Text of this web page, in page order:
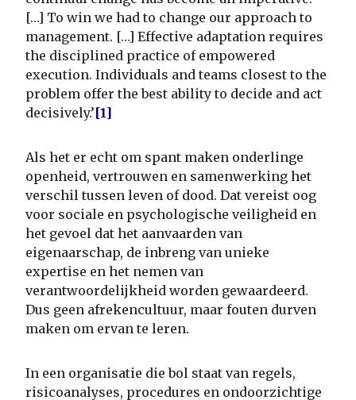
[…] To win we had to change our approach to
management. […] Effective adaptation requires
the disciplined practice of empowered
execution. Individuals and teams closest to the
problem offer the best ability to decide and act
decisively.’[1]
Als het er echt om spant maken onderlinge
openheid, vertrouwen en samenwerking het
verschil tussen leven of dood. Dat vereist oog
voor sociale en psychologische veiligheid en
het gevoel dat het aanvaarden van
eigenaarschap, de inbreng van unieke
expertise en het nemen van
verantwoordelijkheid worden gewaardeerd.
Dus geen afrekencultuur, maar fouten durven
maken om ervan te leren.
In een organisatie die bol staat van regels,
risicoanalyses, procedures en ondoorzichtige